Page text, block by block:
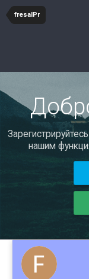
fresalPr
нашим